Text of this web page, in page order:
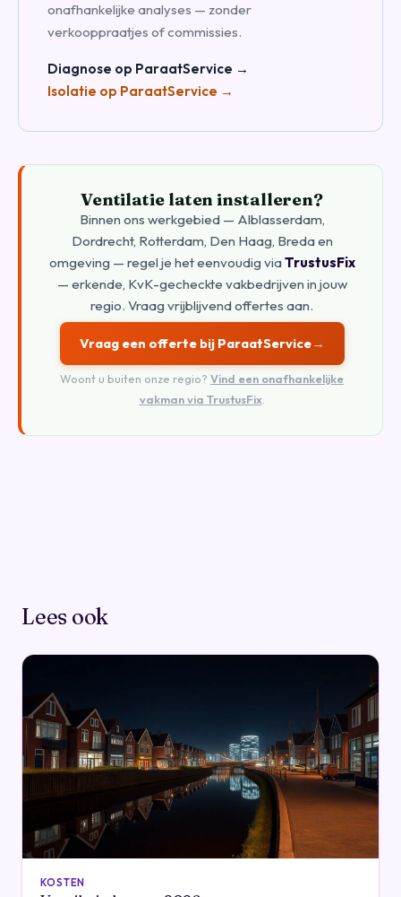
onafhankelijke analyses — zonder
verkooppraatjes of commissies.
Diagnose op ParaatService →
Isolatie op ParaatService →
Ventilatie laten installeren?
Binnen ons werkgebied — Alblasserdam,
Dordrecht, Rotterdam, Den Haag, Breda en
omgeving — regel je het eenvoudig viaTrustusFix
— erkende, KvK-gecheckte vakbedrijven in jouw
regio. Vraag vrijblijvend offertes aan.
Vraag een offerte bij ParaatService→
Woont u buiten onze regio? Vind een onafhankelijke
vakman via TrustusFix
Lees ook
KOSTEN